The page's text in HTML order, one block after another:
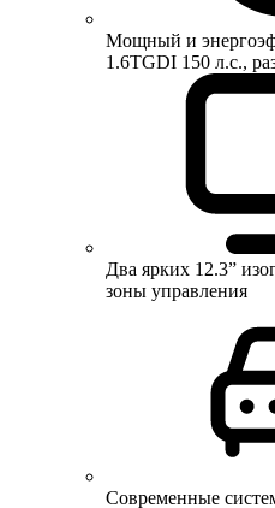
Мощный и
1.6TGDI 150 л.с.,
Два ярких 12.3”
зоны управления
Современные